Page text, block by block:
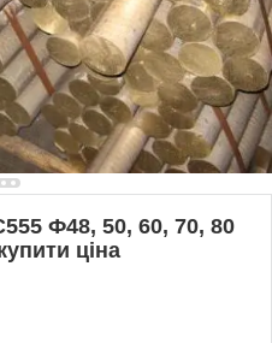
Ф48, 50, 60, 70, 80
ціна